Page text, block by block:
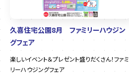
久喜住宅公園8月 ファミリーハウジン
グフェア
楽しいイベント＆プレゼント盛りだくさん！ファミ
リーハウジングフェア